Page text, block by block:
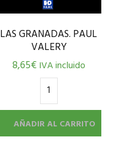
LAS GRANADAS. PAUL
VALERY
8,65€ IVA incluido
AÑADIR AL CARRITO